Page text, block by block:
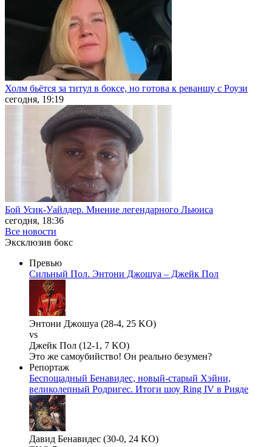
Холм бьётся за титул в боксе, но готова к реваншу с Роузи
сегодня, 19:19
Бой Усик-Уайлдер. Мнение легендарного Льюиса
сегодня, 18:36
Все новости
Эксклюзив бокс
Превью
Сильный Пол. Энтони Джошуа – Джейк Пол
Энтони Джошуа (28-4, 25 KO)
vs
Джейк Пол (12-1, 7 KO)
Это же самоубийство! Он реально безумен?
Репортаж
Беспощадный Бенавидес, новый-старый Хэйни,
великолепный Родригес. Итоги шоу Ring IV в Рияде
Давид Бенавидес (30-0, 24 KO)